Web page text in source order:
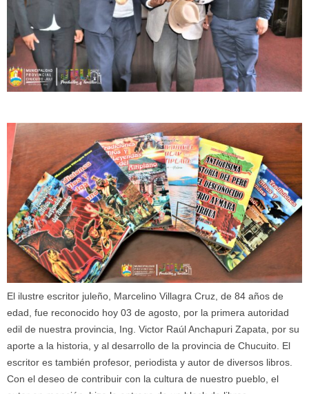
El ilustre escritor juleño, Marcelino Villagra Cruz, de 84 años de
edad, fue reconocido hoy 03 de agosto, por la primera autoridad
edil de nuestra provincia, Ing. Victor Raúl Anchapuri Zapata, por su
aporte a la historia, y al desarrollo de la provincia de Chucuito. El
escritor es también profesor, periodista y autor de diversos libros.
Con el deseo de contribuir con la cultura de nuestro pueblo, el